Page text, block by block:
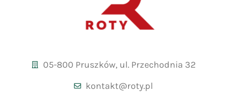
05-800 Pruszków, ul. Przechodnia 32
kontakt@roty.pl